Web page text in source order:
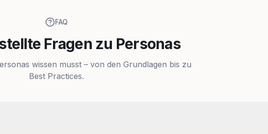
FAQ
Fragen zu Personas
wissen musst – von den Grundlagen bis zu
Best Practices.